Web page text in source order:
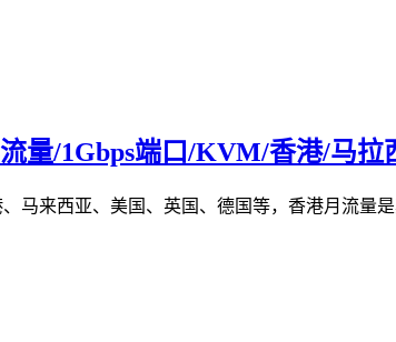
量/1Gbps端口/KVM/香港/马拉
马来西亚、美国、英国、德国等，香港月流量